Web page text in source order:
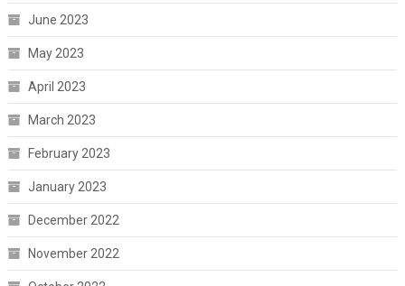
June 2023
May 2023
April 2023
March 2023
February 2023
January 2023
December 2022
November 2022